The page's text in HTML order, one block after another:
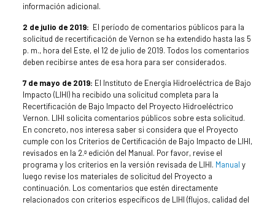
información adicional.
2 de julio de 2019: El período de comentarios públicos para la
solicitud de recertificación de Vernon se ha extendido hasta las 5
p. m., hora del Este, el 12 de julio de 2019. Todos los comentarios
deben recibirse antes de esa hora para ser considerados.
7 de mayo de 2019: El Instituto de Energía Hidroeléctrica de Bajo
Impacto (LIHI) ha recibido una solicitud completa para la
Recertificación de Bajo Impacto del Proyecto Hidroeléctrico
Vernon. LIHI solicita comentarios públicos sobre esta solicitud.
En concreto, nos interesa saber si considera que el Proyecto
cumple con los Criterios de Certificación de Bajo Impacto de LIHI,
revisados en la 2.ª edición del Manual. Por favor, revise el
programa y los criterios en la versión revisada de LIHI. Manual y
luego revise los materiales de solicitud del Proyecto a
continuación. Los comentarios que estén directamente
relacionados con criterios específicos de LIHI (flujos, calidad del